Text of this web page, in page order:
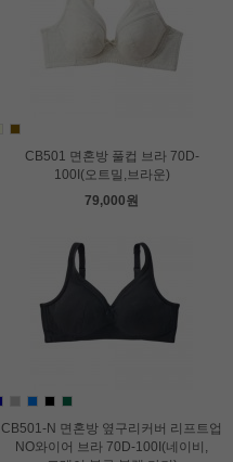
CB501 면혼방 풀컵 브라 70D-
100I(오트밀,브라운)
79,000원
CB501-N 면혼방 옆구리커버 리프트업
NO와이어 브라 70D-100I(네이비,